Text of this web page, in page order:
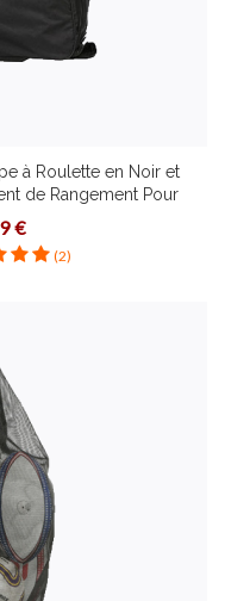
à Roulette en Noir et
de Rangement Pour
€
(2)